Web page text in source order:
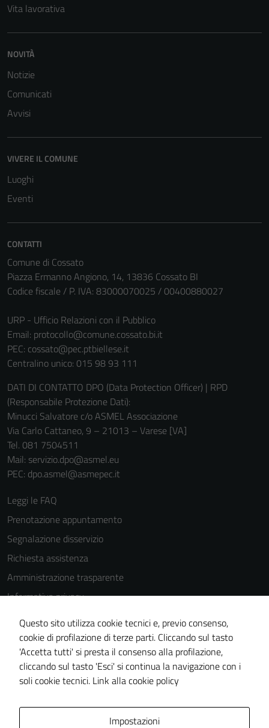
Vita lavorativa
NOVITÀ
Notizie
Comunicati
Avvisi
VIVERE IL COMUNE
Luoghi
Eventi
CONTATTI
Comune di Cossato
Piazza Ermanno Angiono, 14, 13836 Cossato BI
Codice fiscale / P. IVA: 83000070025 / 00400880027
URP - Ufficio Relazioni con il Pubblico
Email: protocollo@comune.cossato.bi.it
PEC: cossato@pec.ptbiellese.it
Centralino unico: 015 98 93 111
DATI DI CONTATTO DPO (Data Protection Officer) | RPD
(Responsabile Protezione Dati):
Minucci Salvatore c/o ASMEL Associazione
Via Carlo Cattaneo, 9 – 21013 – Varese [VA]
Tel. 081 7504511
Mail: servizio.dpo@asmel.eu
PEC: dpo.asmel@asmepec.it
Leggi le FAQ
Prenotazione appuntamento
Segnalazione disservizio
Richiesta assistenza
Amministrazione trasparente
Informativa privacy
Note legali
Dichiarazione di accessibilità
Piano di miglioramento del sito
Questo sito utilizza cookie tecnici e, previo consenso,
cookie di profilazione di terze parti. Cliccando sul tasto
'Accetta tutti' si presta il consenso alla profilazione,
cliccando sul tasto 'Esci' si continua la navigazione con i
soli cookie tecnici. Link alla cookie policy
Impostazioni
sono necessari
disabilitati.
personali.